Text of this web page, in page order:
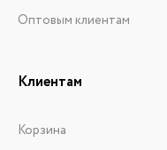
Оптовым клиентам
Клиентам
Корзина